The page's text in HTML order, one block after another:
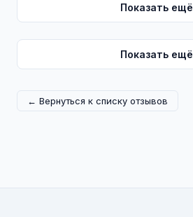
Показать ещё
Показать ещё
← Вернуться к списку отзывов